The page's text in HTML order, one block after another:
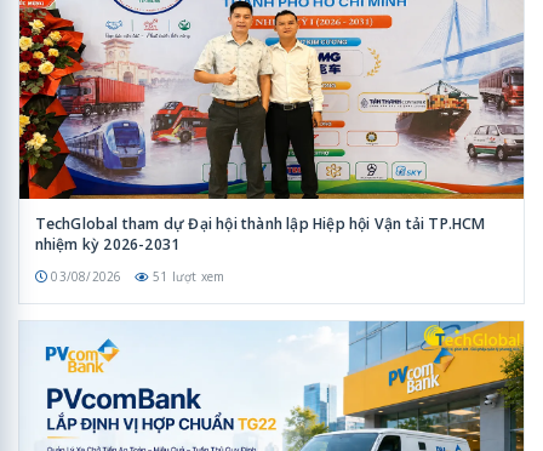
TechGlobal tham dự Đại hội thành lập Hiệp hội Vận tải TP.HCM
nhiệm kỳ 2026-2031
03/08/2026 51 lượt xem